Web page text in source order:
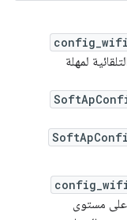
لمهلة
على مستوى